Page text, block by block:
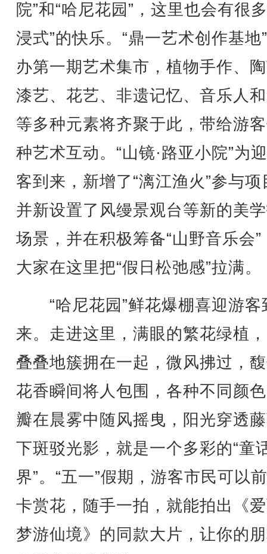
院”和“哈尼花园”，这里也会有很
浸式”的快乐。“鼎一艺术创作基地
办第一期艺术集市，植物手作、
漆艺、花艺、非遗记忆、音乐人
等多种元素将齐聚于此，带给游
种艺术互动。“山镜·路亚小院”为
客到来，新增了“漓江渔火”参与项
并新设置了风缦景观台等新的美
场景，并在积极筹备“山野音乐会”
大家在这里把“假日松弛感”拉满。
“哈尼花园”鲜花爆棚喜迎游客
来。走进这里，满眼的繁花绿植
叠叠地簇拥在一起，微风拂过，
花香瞬间将人包围，各种不同颜
瓣在晨雾中随风摇曳，阳光穿透
下斑驳光影，就是一个多彩的“童
界”。“五一”假期，游客市民可以
卡赏花，随手一拍，就能拍出《
梦游仙境》的同款大片，让你的